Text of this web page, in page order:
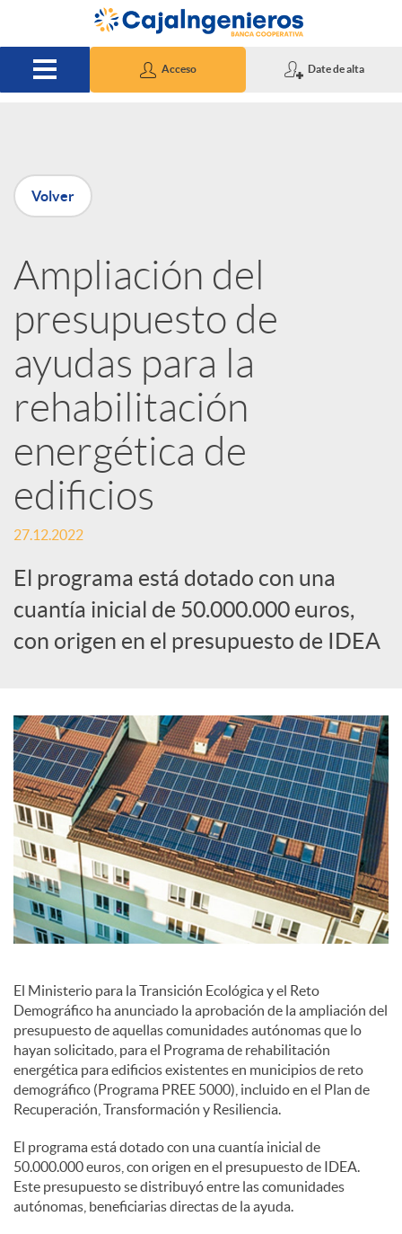
Saltar al contenido principal
Acceso Date de alta
P
u
b
l
i
c
a
d
o
d
e
c
o
n
t
e
n
i
Volver
Ampliación del
presupuesto de
ayudas para la
rehabilitación
energética de
edificios
27.12.2022
El programa está dotado con una
cuantía inicial de 50.000.000 euros,
con origen en el presupuesto de IDEA
El Ministerio para la Transición Ecológica y el Reto
Demográfico ha anunciado la aprobación de la ampliación del
presupuesto de aquellas comunidades autónomas que lo
hayan solicitado, para el Programa de rehabilitación
energética para edificios existentes en municipios de reto
demográfico (Programa PREE 5000), incluido en el Plan de
Recuperación, Transformación y Resiliencia.
El programa está dotado con una cuantía inicial de
50.000.000 euros, con origen en el presupuesto de IDEA.
Este presupuesto se distribuyó entre las comunidades
autónomas, beneficiarias directas de la ayuda.